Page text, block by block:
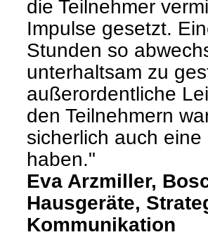
die Teilnehmer
Impulse gesetzt.
Stunden so
unterhaltsam zu
außerordentliche
den Teilnehmern
sicherlich auch
haben."
Eva Arzmiller,
Hausgeräte,
Kommunikation